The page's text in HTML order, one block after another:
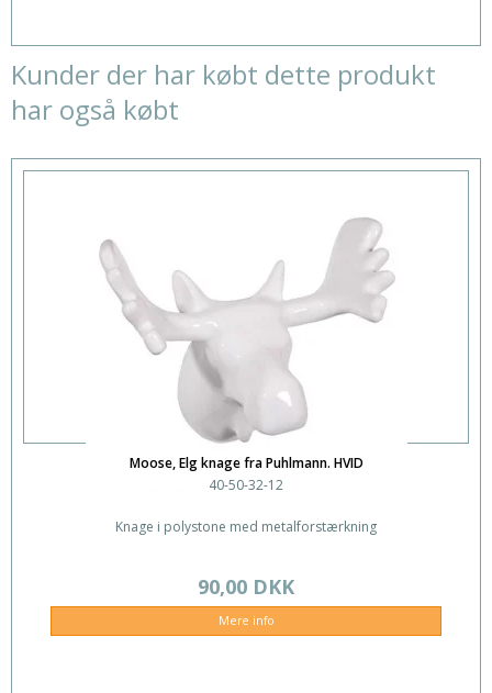
Kunder der har købt dette produkt
har også købt
Moose, Elg knage fra Puhlmann. HVID
40-50-32-12
Knage i polystone med metalforstærkning
90,00 DKK
Mere info